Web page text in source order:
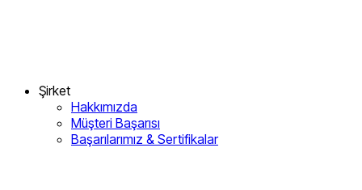
Şirket
Hakkımızda
Müşteri Başarısı
Başarılarımız & Sertifikalar